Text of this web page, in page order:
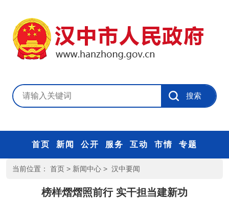
首页 新闻 公开 服务 互动 市情 专题
当前位置： 首页 > 新闻中心 > 汉中要闻
榜样熠熠照前行 实干担当建新功